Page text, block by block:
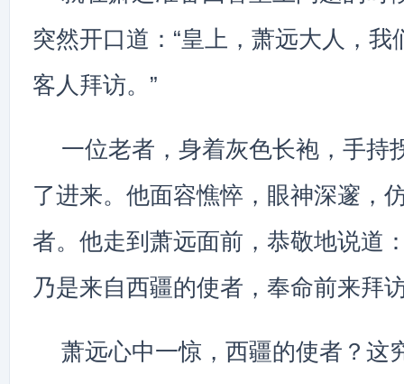
突然开口道：“皇上，萧远大人，我
客人拜访。”
一位老者，身着灰色长袍，手持
了进来。他面容憔悴，眼神深邃，
者。他走到萧远面前，恭敬地说道
乃是来自西疆的使者，奉命前来拜
萧远心中一惊，西疆的使者？这